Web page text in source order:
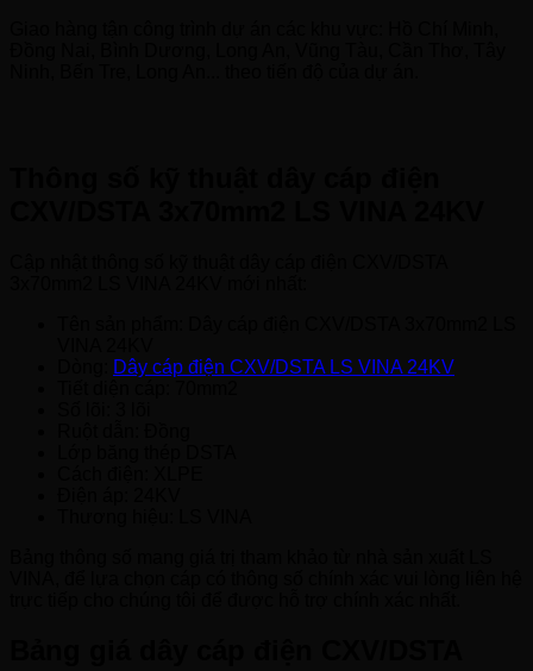
Dây cáp điện CXV/DSTA LS VINA 24KV